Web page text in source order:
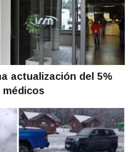
actualización del 5%